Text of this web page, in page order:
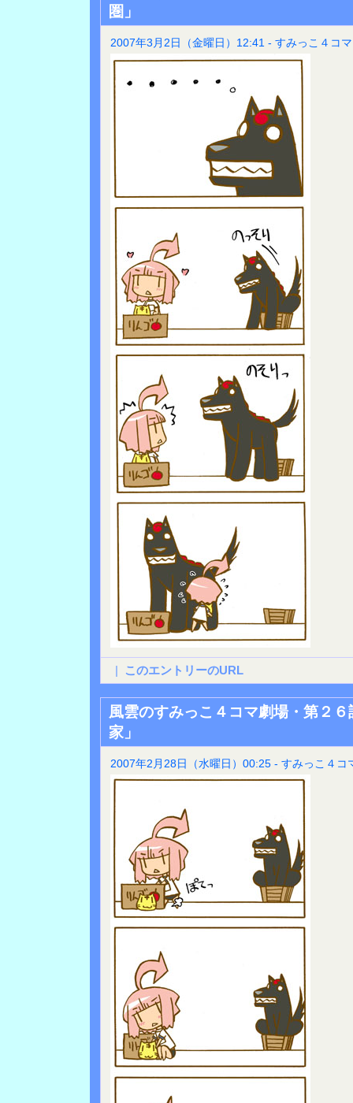
圏」
2007年3月2日（金曜日）12:41 - すみっこ４コマ
| このエントリーのURL
風雲のすみっこ４コマ劇場・第２
家」
2007年2月28日（水曜日）00:25 - すみっこ４コ